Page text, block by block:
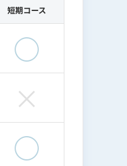
短期コース
◯
×
◯